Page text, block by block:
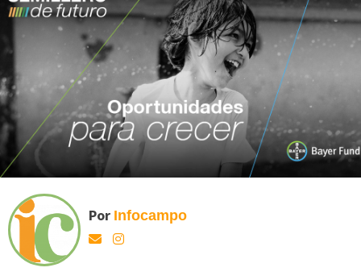
Por Infocampo